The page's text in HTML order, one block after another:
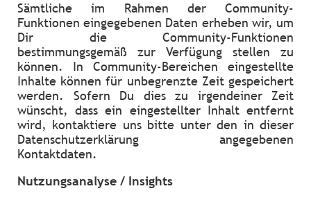
Sämtliche im Rahmen der Community-
Funktionen eingegebenen Daten erheben wir, um
Dir die Community-Funktionen
bestimmungsgemäß zur Verfügung stellen zu
können. In Community-Bereichen eingestellte
Inhalte können für unbegrenzte Zeit gespeichert
werden. Sofern Du dies zu irgendeiner Zeit
wünscht, dass ein eingestellter Inhalt entfernt
wird, kontaktiere uns bitte unter den in dieser
Datenschutzerklärung angegebenen
Kontaktdaten.
Nutzungsanalyse / Insights